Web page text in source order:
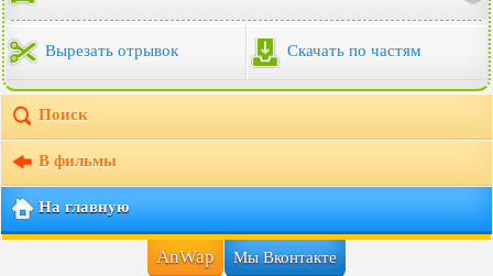
Вырезать отрывок Скачать по частям
Поиск
В фильмы
На главную
AnWap Мы Вконтакте